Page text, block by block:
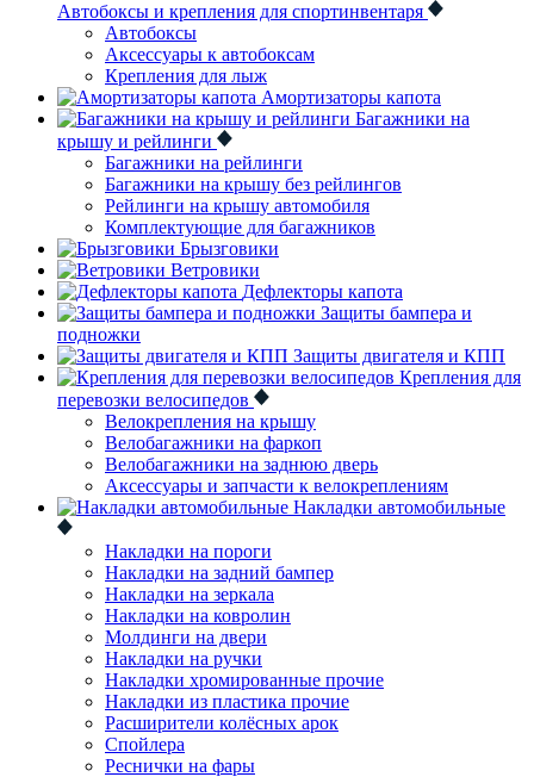
Автобоксы и крепления для спортинвентаря
Автобоксы
Аксессуары к автобоксам
Крепления для лыж
Амортизаторы капота
Багажники на
крышу и рейлинги
Багажники на рейлинги
Багажники на крышу без рейлингов
Рейлинги на крышу автомобиля
Комплектующие для багажников
Брызговики
Ветровики
Дефлекторы капота
Защиты бампера и
подножки
Защиты двигателя и КПП
Крепления для
перевозки велосипедов
Велокрепления на крышу
Велобагажники на фаркоп
Велобагажники на заднюю дверь
Аксессуары и запчасти к велокреплениям
Накладки автомобильные
Накладки на пороги
Накладки на задний бампер
Накладки на зеркала
Накладки на ковролин
Молдинги на двери
Накладки на ручки
Накладки хромированные прочие
Накладки из пластика прочие
Расширители колёсных арок
Спойлера
Реснички на фары